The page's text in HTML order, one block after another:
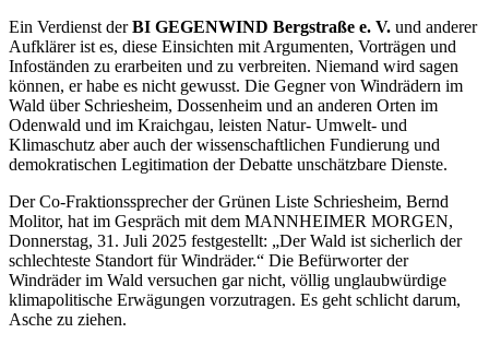
Ein Verdienst derBI GEGENWIND Bergstraße e. V. und anderer
Aufklärer ist es, diese Einsichten mit Argumenten, Vorträgen und
Infoständen zu erarbeiten und zu verbreiten. Niemand wird sagen
können, er habe es nicht gewusst. Die Gegner von Windrädern im
Wald über Schriesheim, Dossenheim und an anderen Orten im
Odenwald und im Kraichgau, leisten Natur- Umwelt- und
Klimaschutz aber auch der wissenschaftlichen Fundierung und
demokratischen Legitimation der Debatte unschätzbare Dienste.
Der Co-Fraktionssprecher der Grünen Liste Schriesheim, Bernd
Molitor, hat im Gespräch mit dem MANNHEIMER MORGEN,
Donnerstag, 31. Juli 2025 festgestellt: „Der Wald ist sicherlich der
schlechteste Standort für Windräder.“ Die Befürworter der
Windräder im Wald versuchen gar nicht, völlig unglaubwürdige
klimapolitische Erwägungen vorzutragen. Es geht schlicht darum,
Asche zu ziehen.